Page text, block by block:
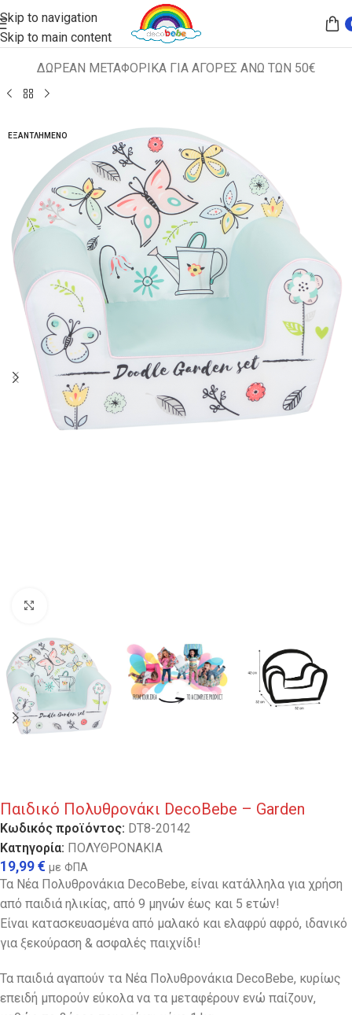
Skip to navigation
Skip to main content
ΔΩΡΕΑΝ ΜΕΤΑΦΟΡΙΚΑ ΓΙΑ ΑΓΟΡΕΣ ΑΝΩ ΤΩΝ 50€
Αρχική σελίδα ΠΑΙΔΙΚΑ ΚΑΘΙΣΜΑΤΑ ΠΟΛΥΘΡΟΝΑΚΙΑ
ΕΞΑΝΤΛΗΜΈΝΟ
Παιδικό Πολυθρονάκι DecoBebe – Garden
Κωδικός προϊόντος: DT8-20142
Κατηγορία: ΠΟΛΥΘΡΟΝΑΚΙΑ
19,99€ με ΦΠΑ
Τα Νέα Πολυθρονάκια DecoBebe, είναι κατάλληλα για χρήση
από παιδιά ηλικίας, από 9 μηνών έως και 5 ετών!
Είναι κατασκευασμένα από μαλακό και ελαφρύ αφρό, ιδανικό
για ξεκούραση & ασφαλές παιχνίδι!
Τα παιδιά αγαπούν τα Νέα Πολυθρονάκια DecoBebe, κυρίως
επειδή μπορούν εύκολα να τα μεταφέρουν ενώ παίζουν,